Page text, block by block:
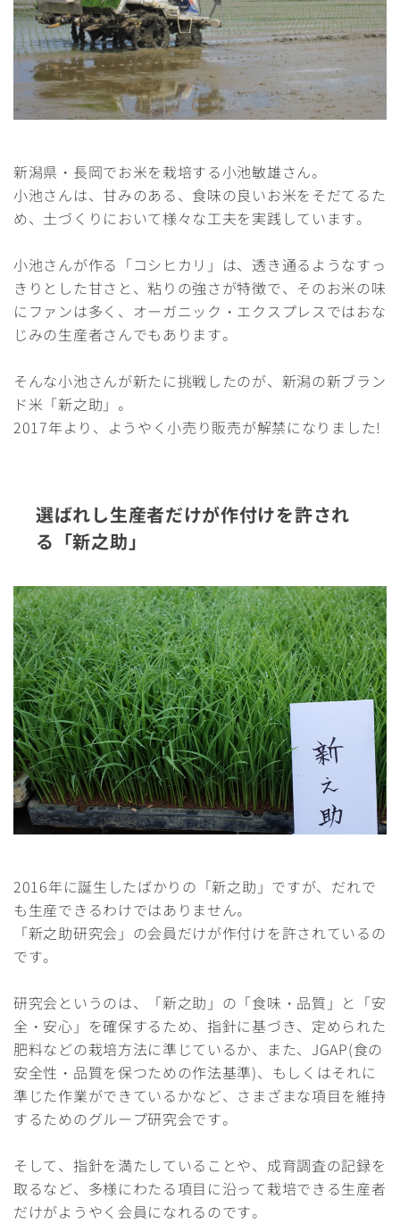
新潟県・長岡でお米を栽培する小池敏雄さん。
小池さんは、甘みのある、食味の良いお米をそだてるた
め、土づくりにおいて様々な工夫を実践しています。
小池さんが作る「コシヒカリ」は、透き通るようなすっ
きりとした甘さと、粘りの強さが特徴で、そのお米の味
にファンは多く、オーガニック・エクスプレスではおな
じみの生産者さんでもあります。
そんな小池さんが新たに挑戦したのが、新潟の新ブラン
ド米「新之助」。
2017年より、ようやく小売り販売が解禁になりました!
選ばれし生産者だけが作付けを許され
る「新之助」
2016年に誕生したばかりの「新之助」ですが、だれで
も生産できるわけではありません。
「新之助研究会」の会員だけが作付けを許されているの
です。
研究会というのは、「新之助」の「食味・品質」と「安
全・安心」を確保するため、指針に基づき、定められた
肥料などの栽培方法に準じているか、また、JGAP(食の
安全性・品質を保つための作法基準)、もしくはそれに
準じた作業ができているかなど、さまざまな項目を維持
するためのグループ研究会です。
そして、指針を満たしていることや、成育調査の記録を
取るなど、多様にわたる項目に沿って栽培できる生産者
だけがようやく会員になれるのです。